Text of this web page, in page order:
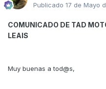
Publicado 17 de Mayo
COMUNICADO DE TAD
LEAIS
Muy buenas a tod@s,